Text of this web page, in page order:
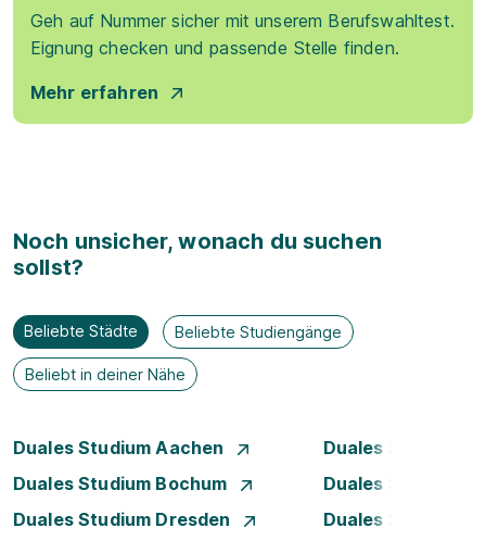
Geh auf Nummer sicher mit unserem Berufswahltest.
Eignung checken und passende Stelle finden.
Mehr erfahren
Noch unsicher, wonach du suchen
sollst?
Beliebte Städte Beliebte Studiengänge
Beliebt in deiner Nähe
Duales Studium Aachen
Duales Studium
Duales Studium Bochum
Duales Studium
Duales Studium Dresden
Duales Studium